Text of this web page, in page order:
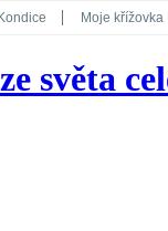
Kondice Moje křížovka
světa